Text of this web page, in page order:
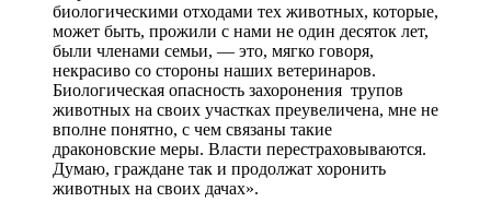
биологическими отходами тех животных, которые,
может быть, прожили с нами не один десяток лет,
были членами семьи, — это, мягко говоря,
некрасиво со стороны наших ветеринаров.
Биологическая опасность захоронения трупов
животных на своих участках преувеличена, мне не
вполне понятно, с чем связаны такие
драконовские меры. Власти перестраховываются.
Думаю, граждане так и продолжат хоронить
животных на своих дачах».